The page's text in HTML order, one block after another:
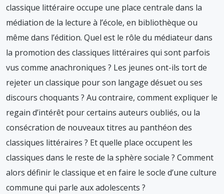
classique littéraire occupe une place centrale dans la
médiation de la lecture à l’école, en bibliothèque ou
même dans l’édition. Quel est le rôle du médiateur dans
la promotion des classiques littéraires qui sont parfois
vus comme anachroniques ? Les jeunes ont-ils tort de
rejeter un classique pour son langage désuet ou ses
discours choquants ? Au contraire, comment expliquer le
regain d’intérêt pour certains auteurs oubliés, ou la
consécration de nouveaux titres au panthéon des
classiques littéraires ? Et quelle place occupent les
classiques dans le reste de la sphère sociale ? Comment
alors définir le classique et en faire le socle d’une culture
commune qui parle aux adolescents ?